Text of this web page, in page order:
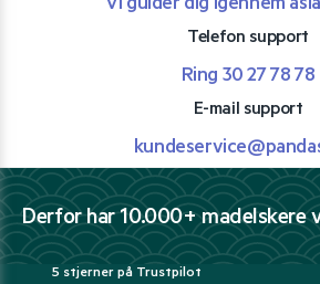
Vi guider dig igennem
Telefon support
Ring 30 27 78 78
E-mail support
Derfor har 10.000+ madelskere
5 stjerner på Trustpilot